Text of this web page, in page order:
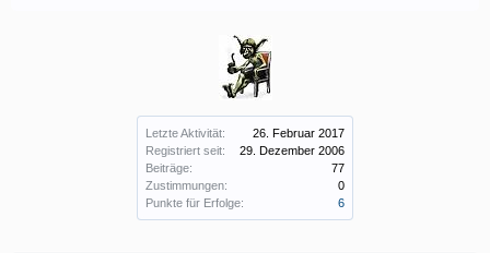
Letzte Aktivität:
26. Februar 2017
Registriert seit:
29. Dezember 2006
Beiträge:
77
Zustimmungen:
0
Punkte für Erfolge:
6